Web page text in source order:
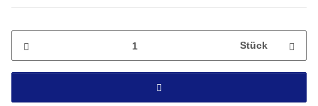
Stück